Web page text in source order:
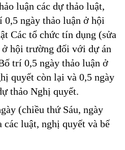
luận các dự thảo luật,
ngày thảo luận ở hội
Các tổ chức tín dụng (sửa
hội trường đối với dự án
trí 0,5 ngày thảo luận ở
quyết còn lại và 0,5 ngày
thảo Nghị quyết.
(chiều thứ Sáu, ngày
các luật, nghị quyết và bế